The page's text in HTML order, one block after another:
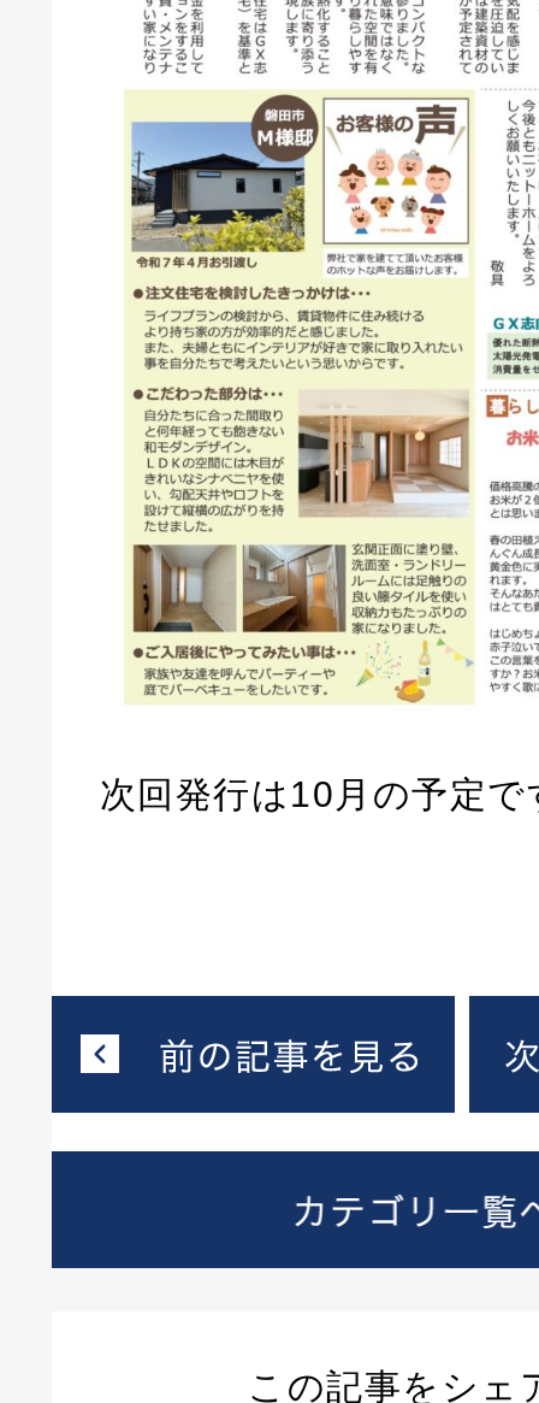
次回発行は10月の予定
この記事をシェ